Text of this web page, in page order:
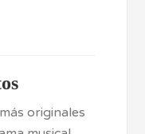
originales